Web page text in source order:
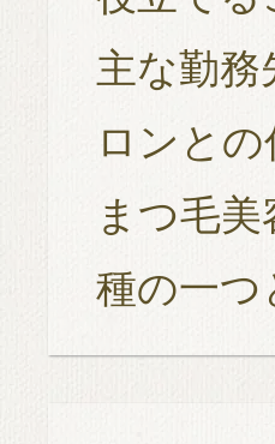
主な勤
ロンと
まつ毛
種の一